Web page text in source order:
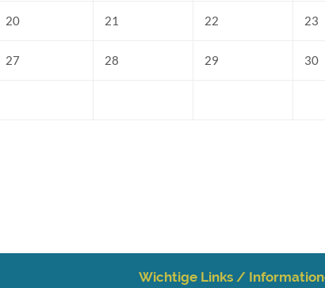
20 21 22 23
27 28 29 30
Wichtige Links /